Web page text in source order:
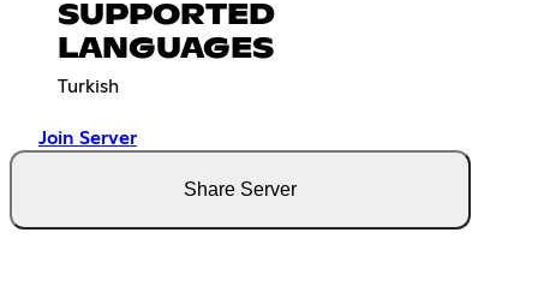
SUPPORTED
LANGUAGES
Turkish
Join Server
Share Server